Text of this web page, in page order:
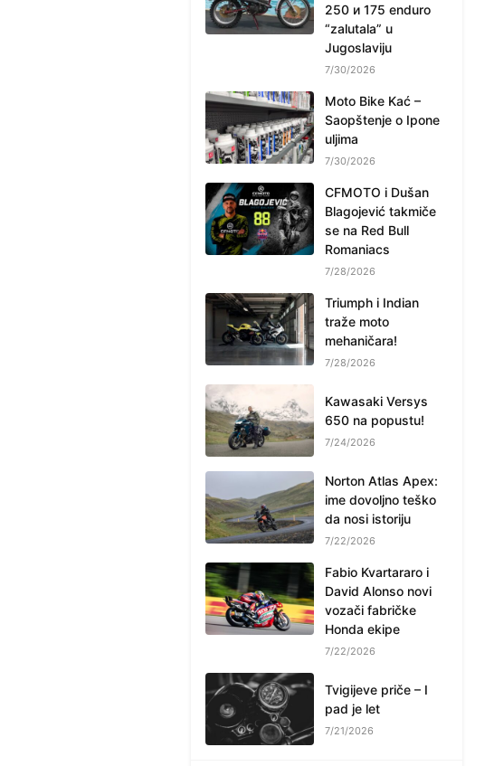
250 и 175 enduro
“zalutala” u
Jugoslaviju
7/30/2026
Moto Bike Kać –
Saopštenje o Ipone
uljima
7/30/2026
CFMOTO i Dušan
Blagojević takmiče
se na Red Bull
Romaniacs
7/28/2026
Triumph i Indian
traže moto
mehaničara!
7/28/2026
Kawasaki Versys
650 na popustu!
7/24/2026
Norton Atlas Apex:
ime dovoljno teško
da nosi istoriju
7/22/2026
Fabio Kvartararo i
David Alonso novi
vozači fabričke
Honda ekipe
7/22/2026
Tvigijeve priče – I
pad je let
7/21/2026